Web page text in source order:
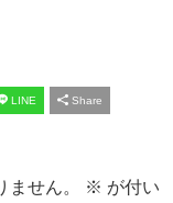
LINE Share
せん。 ※ が付い